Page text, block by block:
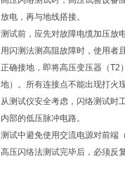
放电，再与地线搭接。
测试前，应先对故障电缆加压放
用闪测法测高阻故障时，使用者
正确接地，即将高压变压器（T2
地）。所有连接点不能出现打火
从测试仪安全考虑，闪络测试时
内部的低压脉冲电路。
测试中避免使用交流电源对前端
高压闪络法测试完毕后，必须反